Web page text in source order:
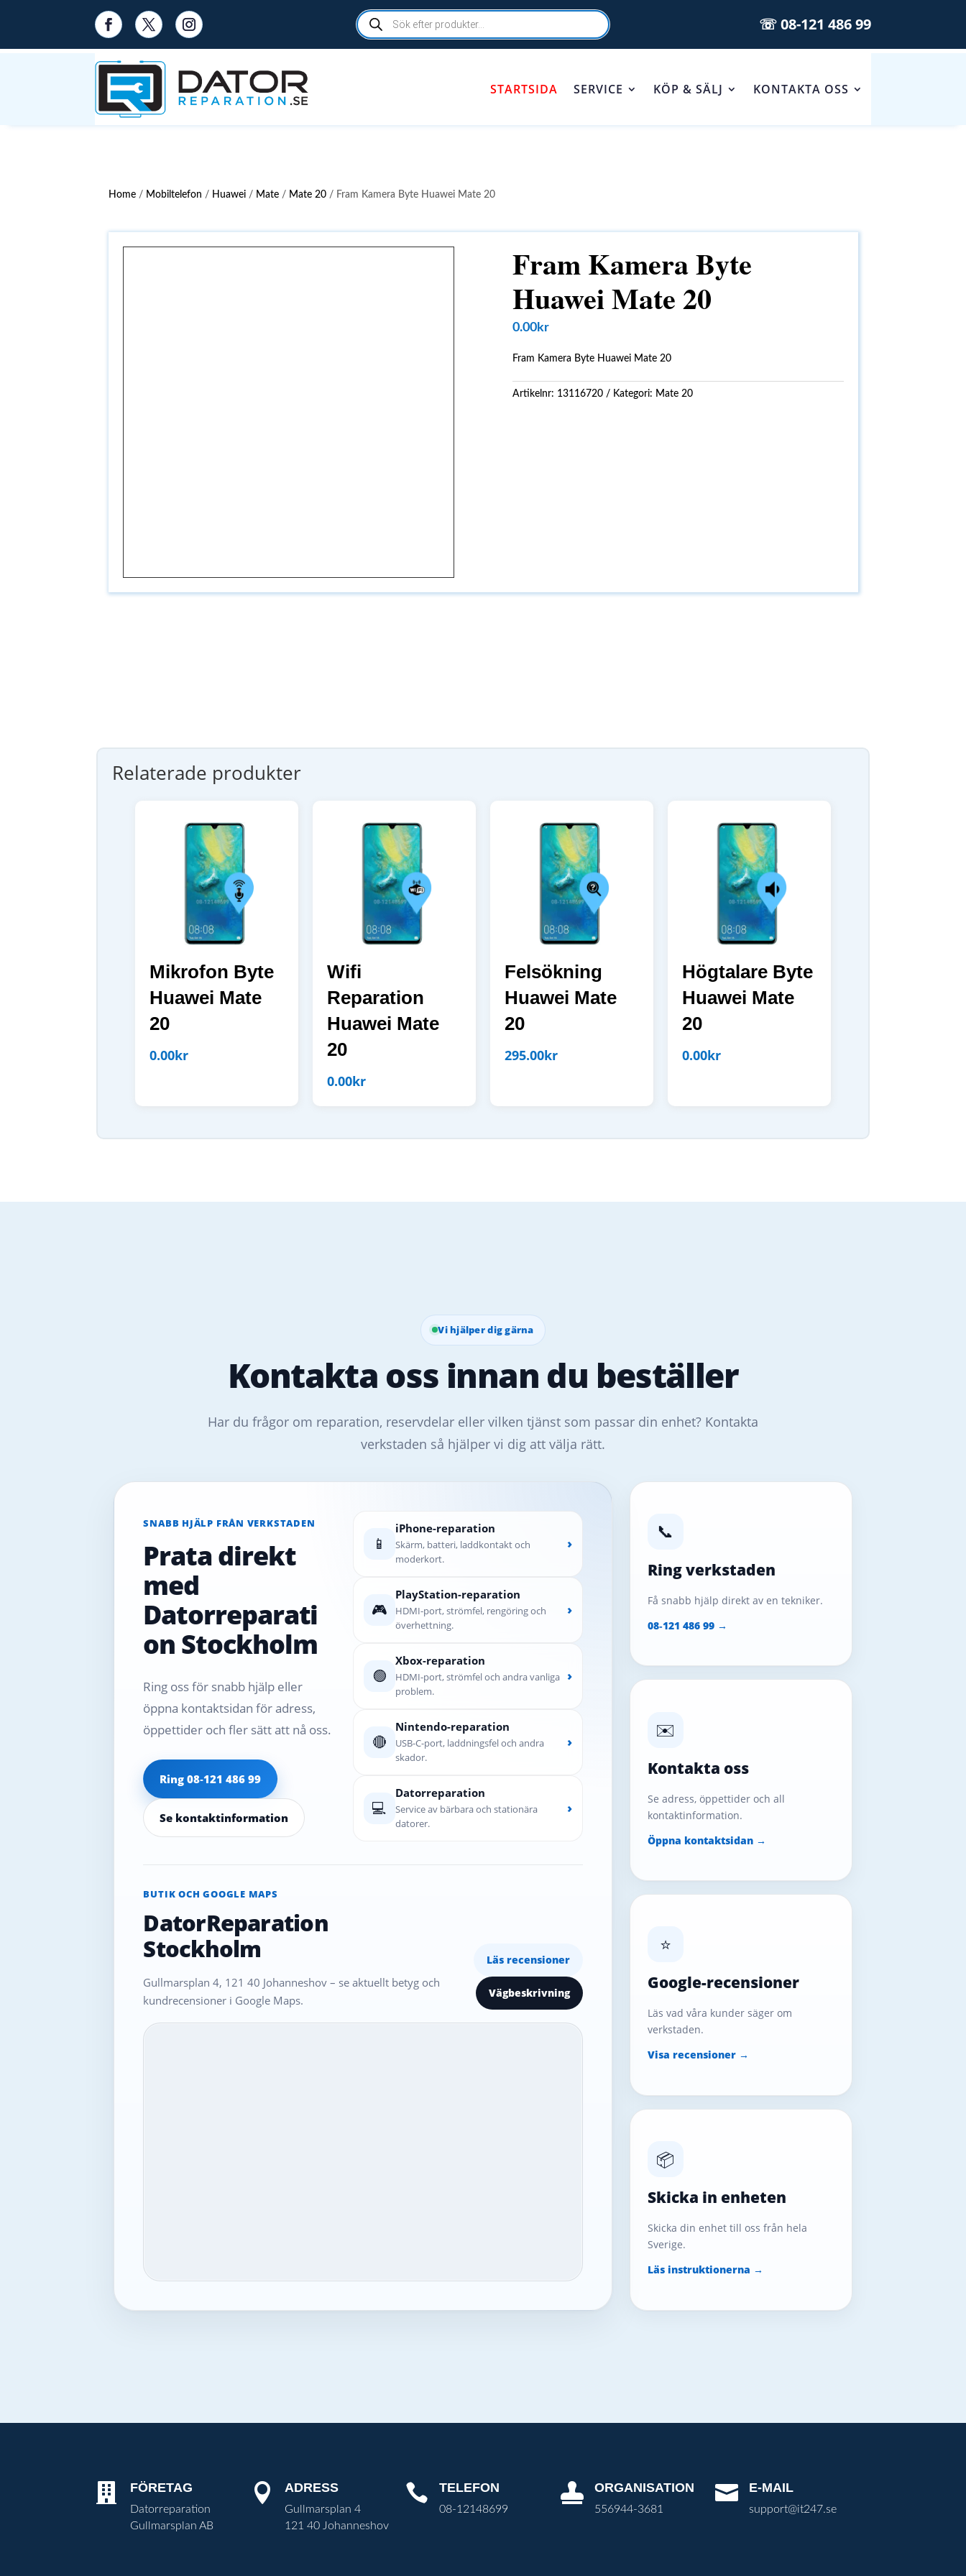
Products
search ☏ 08-121 486 99
STARTSIDA SERVICE KÖP & SÄLJ KONTAKTA OSS
Home / Mobiltelefon / Huawei / Mate / Mate 20 / Fram Kamera Byte Huawei Mate 20
Fram Kamera Byte
Huawei Mate 20
0.00kr
Fram Kamera Byte Huawei Mate 20
Artikelnr: 13116720 Kategori: Mate 20
Relaterade produkter
Mikrofon Byte
Huawei Mate
20
0.00kr
Wifi
Reparation
Huawei Mate
20
0.00kr
Felsökning
Huawei Mate
20
295.00kr
Högtalare Byte
Huawei Mate
20
0.00kr
Vi hjälper dig gärna
Kontakta oss innan du beställer
Har du frågor om reparation, reservdelar eller vilken tjänst som passar din enhet? Kontakta
verkstaden så hjälper vi dig att välja rätt.
SNABB HJÄLP FRÅN VERKSTADEN
Prata direkt
med
Datorreparati
on Stockholm
Ring oss för snabb hjälp eller
öppna kontaktsidan för adress,
öppettider och fler sätt att nå oss.
Ring 08‑121 486 99
Se kontaktinformation
📱
iPhone-reparation
Skärm, batteri, laddkontakt och
moderkort.
›
🎮
PlayStation-reparation
HDMI-port, strömfel, rengöring och
överhettning.
›
🟢
Xbox-reparation
HDMI-port, strömfel och andra vanliga
problem.
›
🔴
Nintendo-reparation
USB-C-port, laddningsfel och andra
skador.
›
💻
Datorreparation
Service av bärbara och stationära
datorer.
›
BUTIK OCH GOOGLE MAPS
DatorReparation
Stockholm
Gullmarsplan 4, 121 40 Johanneshov – se aktuellt betyg och
kundrecensioner i Google Maps.
Läs recensioner
Vägbeskrivning
📞
Ring verkstaden
Få snabb hjälp direkt av en tekniker.
08‑121 486 99 →
✉️
Kontakta oss
Se adress, öppettider och all
kontaktinformation.
Öppna kontaktsidan →
⭐
Google-recensioner
Läs vad våra kunder säger om
verkstaden.
Visa recensioner →
📦
Skicka in enheten
Skicka din enhet till oss från hela
Sverige.
Läs instruktionerna →
 FÖRETAG
Datorreparation
Gullmarsplan AB
 ADRESS
Gullmarsplan 4
121 40 Johanneshov
 TELEFON
08-12148699
 ORGANISATION
556944-3681
 E-MAIL
support@it247.se